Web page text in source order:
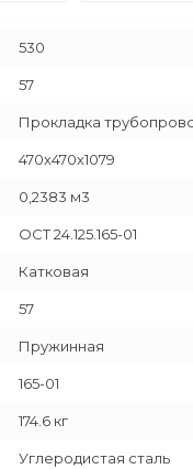
530
57
Прокладка
470х470х1079
0,2383 м3
ОСТ 24.125.165-01
Катковая
57
Пружинная
165-01
174.6 кг
Углеродистая сталь